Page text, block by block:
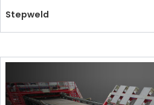
Stepweld